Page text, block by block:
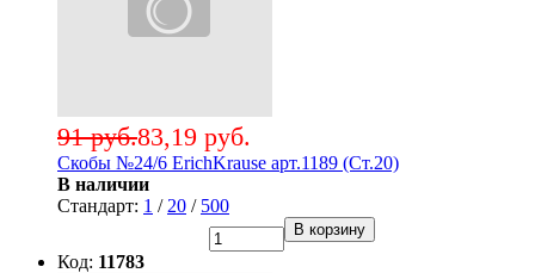
83,19 руб.
91 руб.
Скобы №24/6 ErichKrause арт.1189 (Ст.20)
В наличии
Стандарт: 1 / 20 / 500
В корзину
Код: 11783